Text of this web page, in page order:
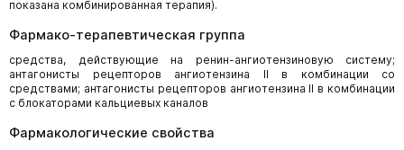
показана комбинированная терапия).
Фармако-терапевтическая группа
средства, действующие на ренин-ангиотензиновую систему;
антагонисты рецепторов ангиотензина II в комбинации со
средствами; антагонисты рецепторов ангиотензина II в комбинации
с блокаторами кальциевых каналов
Фармакологические свойства